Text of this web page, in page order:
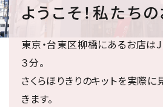
ようこそ！私たち
東京・台東区柳橋にあるお店は
３分。
さくらほりきりのキットを実際に
きます。